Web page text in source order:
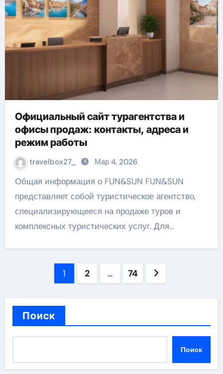
Официальный сайт турагентства и
офисы продаж: контакты, адреса и
режим работы
travelbox27_ Мар 4, 2026
Общая информация о FUN&SUN FUN&SUN
представляет собой туристическое агентство,
специализирующееся на продаже туров и
комплексных туристических услуг. Для…
Пагинация
1 2 … 74
Поиск
Поиск